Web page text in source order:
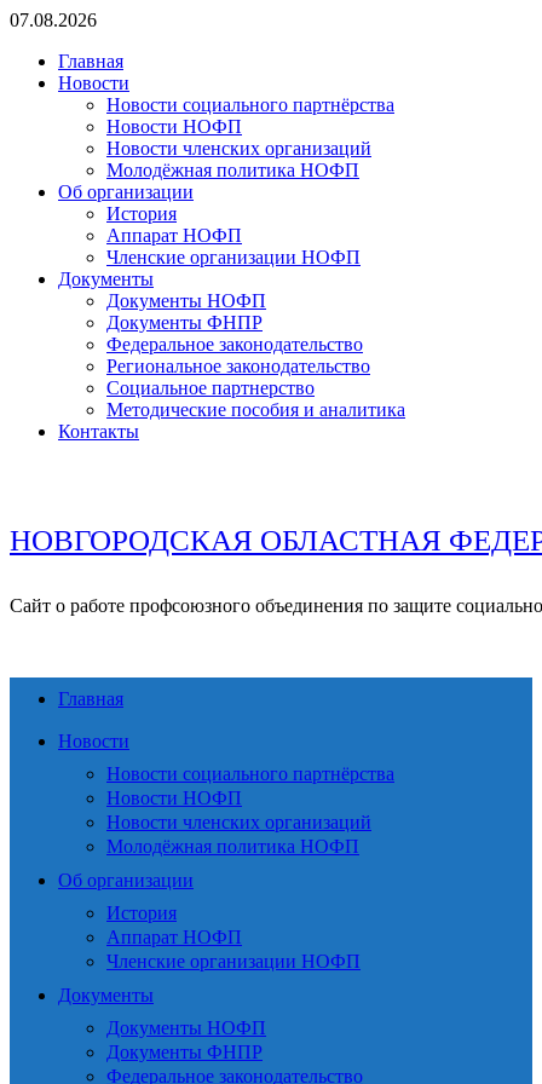
Перейти
содержимому
07.08.2026
Главная
Новости
Новости социального партнёрства
Новости НОФП
Новости членских организаций
Молодёжная политика НОФП
Об организации
История
Аппарат НОФП
Членские организации НОФП
Документы
Документы НОФП
Документы ФНПР
Федеральное законодательство
Региональное законодательство
Социальное партнерство
Методические пособия и аналитика
Контакты
НОВГОРОДСКАЯ ОБЛАСТНАЯ
Сайт о работе профсоюзного объединения по защите
Главная
Новости
Новости социального партнёрства
Новости НОФП
Новости членских организаций
Молодёжная политика НОФП
Об организации
История
Аппарат НОФП
Членские организации НОФП
Документы
Документы НОФП
Документы ФНПР
Федеральное законодательство